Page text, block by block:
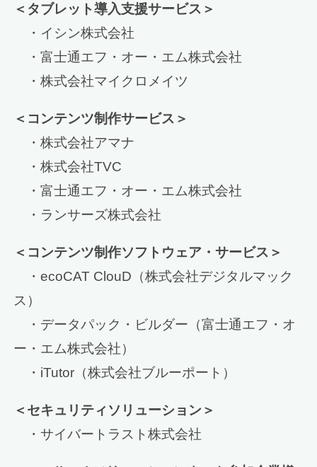
＜タブレット導入支援サービス＞
・イシン株式会社
・富士通エフ・オー・エム株式会社
・株式会社マイクロメイツ
＜コンテンツ制作サービス＞
・株式会社アマナ
・株式会社TVC
・富士通エフ・オー・エム株式会社
・ランサーズ株式会社
＜コンテンツ制作ソフトウェア・サービス＞
・ecoCAT ClouD（株式会社デジタルマック
ス）
・データパック・ビルダー（富士通エフ・オ
ー・エム株式会社）
・iTutor（株式会社ブルーポート）
＜セキュリティソリューション＞
・サイバートラスト株式会社